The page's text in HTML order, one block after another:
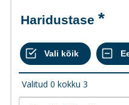
Haridustase
Valitud 0 kokku 3